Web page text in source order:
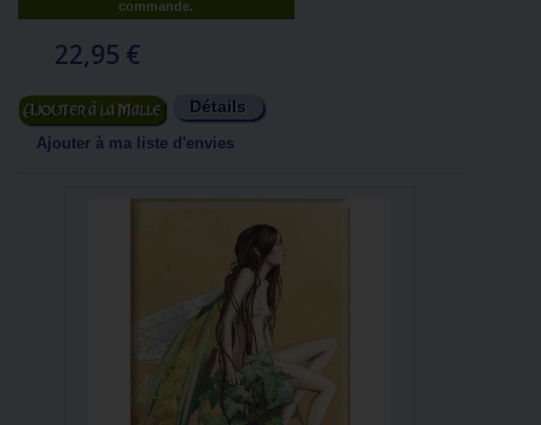
commande.
22,95 €
Ajouter au panier Détails
Ajouter à ma liste d'envies